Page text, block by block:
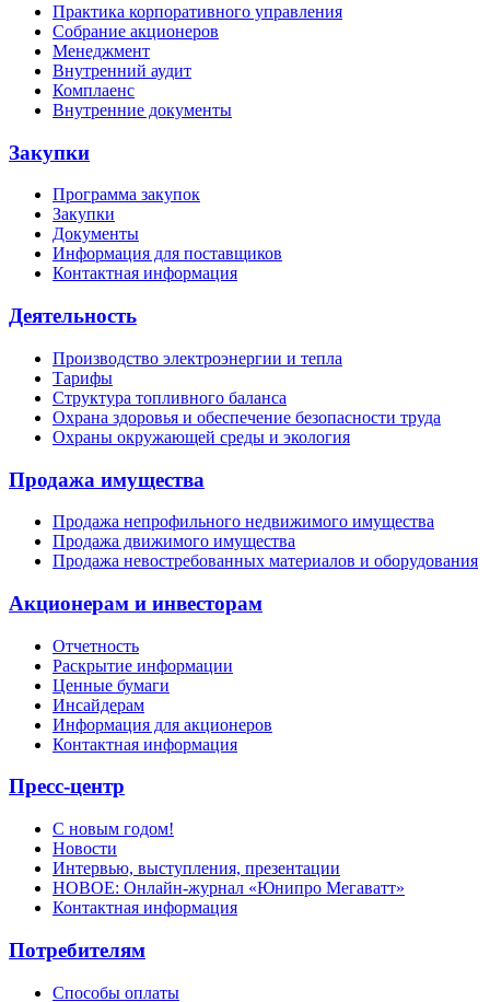
Практика корпоративного управления
Собрание акционеров
Менеджмент
Внутренний аудит
Комплаенс
Внутренние документы
Закупки
Программа закупок
Закупки
Документы
Информация для поставщиков
Контактная информация
Деятельность
Производство электроэнергии и тепла
Тарифы
Структура топливного баланса
Охрана здоровья и обеспечение безопасности труда
Охраны окружающей среды и экология
Продажа имущества
Продажа непрофильного недвижимого имущества
Продажа движимого имущества
Продажа невостребованных материалов и оборудования
Акционерам и инвесторам
Отчетность
Раскрытие информации
Ценные бумаги
Инсайдерам
Информация для акционеров
Контактная информация
Пресс-центр
С новым годом!
Новости
Интервью, выступления, презентации
НОВОЕ: Онлайн-журнал «Юнипро Мегаватт»
Контактная информация
Потребителям
Способы оплаты